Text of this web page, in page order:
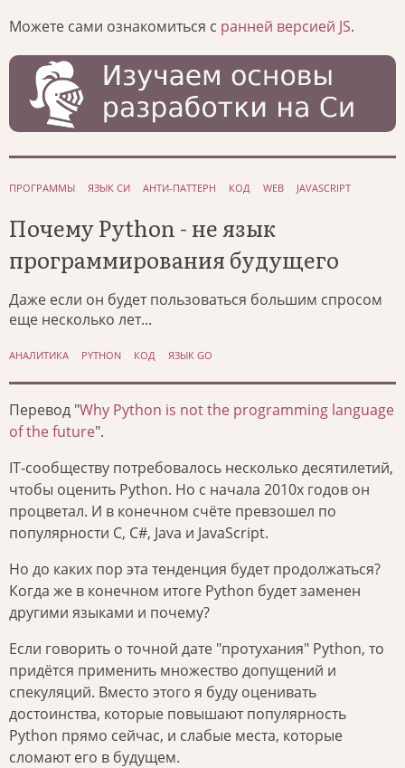
Можете сами ознакомиться с ранней версией JS.
ПРОГРАММЫ ЯЗЫК СИ АНТИ-ПАТТЕРН КОД WEB JAVASCRIPT
Почему Python - не язык
программирования будущего
Даже если он будет пользоваться большим спросом
еще несколько лет...
АНАЛИТИКА PYTHON КОД ЯЗЫК GO
Перевод "Why Python is not the programming language
of the future".
IT-сообществу потребовалось несколько десятилетий,
чтобы оценить Python. Но с начала 2010х годов он
процветал. И в конечном счёте превзошел по
популярности C, C#, Java и JavaScript.
Но до каких пор эта тенденция будет продолжаться?
Когда же в конечном итоге Python будет заменен
другими языками и почему?
Если говорить о точной дате "протухания" Python, то
придётся применить множество допущений и
спекуляций. Вместо этого я буду оценивать
достоинства, которые повышают популярность
Python прямо сейчас, и слабые места, которые
сломают его в будущем.